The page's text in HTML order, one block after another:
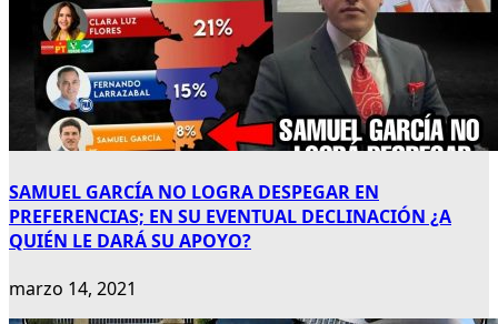
SAMUEL GARCÍA NO LOGRA DESPEGAR EN
PREFERENCIAS; EN SU EVENTUAL DECLINACIÓN ¿A
QUIÉN LE DARÁ SU APOYO?
marzo 14, 2021